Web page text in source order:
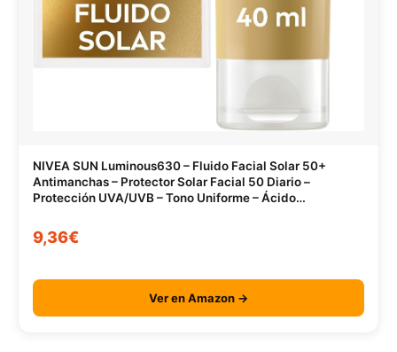
NIVEA SUN Luminous630 – Fluido Facial Solar 50+
Antimanchas – Protector Solar Facial 50 Diario –
Protección UVA/UVB – Tono Uniforme – Ácido
9,36€
Ver en Amazon →